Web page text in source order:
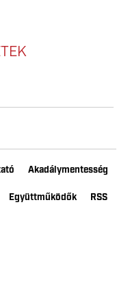
Akadálymentesség
Együttműködők RSS